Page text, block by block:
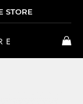
STORE